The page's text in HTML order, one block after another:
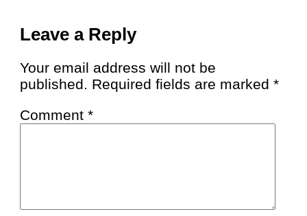
Leave a Reply
Your email address will not be
published. Required fields are marked *
Comment *